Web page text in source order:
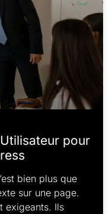
pour
bien plus que
sur une page.
exigeants. Ils